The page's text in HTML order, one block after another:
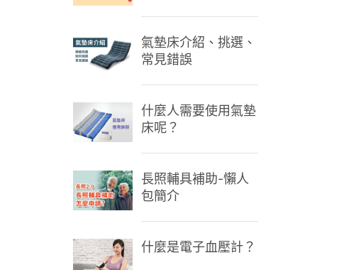
氣墊床介紹、挑選、
常見錯誤
什麼人需要使用氣墊
床呢？
長照輔具補助-懶人
包簡介
什麼是電子血壓計？